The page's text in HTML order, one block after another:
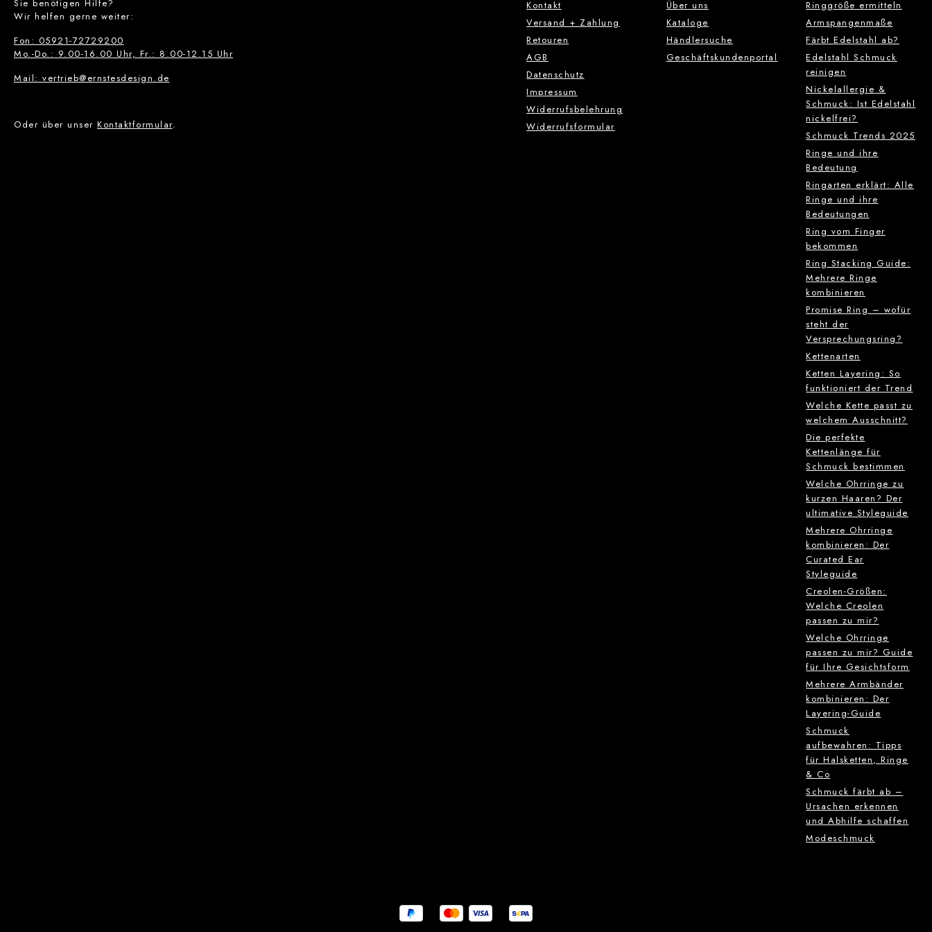
Sie benötigen Hilfe?
Wir helfen gerne weiter:
Fon: 05921-72729200
Mo.-Do.: 9.00-16.00 Uhr, Fr.: 8.00-12.15 Uhr
Mail: vertrieb@ernstesdesign.de
Oder über unser Kontaktformular.
Kontakt
Versand + Zahlung
Retouren
AGB
Datenschutz
Impressum
Widerrufsbelehrung
Widerrufsformular
Über uns
Kataloge
Händlersuche
Geschäftskundenportal
Ringgröße ermitteln
Armspangenmaße
Färbt Edelstahl ab?
Edelstahl Schmuck
reinigen
Nickelallergie &
Schmuck: Ist Edelstahl
nickelfrei?
Schmuck Trends 2025
Ringe und ihre
Bedeutung
Ringarten erklärt: Alle
Ringe und ihre
Bedeutungen
Ring vom Finger
bekommen
Ring Stacking Guide:
Mehrere Ringe
kombinieren
Promise Ring – wofür
steht der
Versprechungsring?
Kettenarten
Ketten Layering: So
funktioniert der Trend
Welche Kette passt zu
welchem Ausschnitt?
Die perfekte
Kettenlänge für
Schmuck bestimmen
Welche Ohrringe zu
kurzen Haaren? Der
ultimative Styleguide
Mehrere Ohrringe
kombinieren: Der
Curated Ear
Styleguide
Creolen-Größen:
Welche Creolen
passen zu mir?
Welche Ohrringe
passen zu mir? Guide
für Ihre Gesichtsform
Mehrere Armbänder
kombinieren: Der
Layering-Guide
Schmuck
aufbewahren: Tipps
für Halsketten, Ringe
& Co
Schmuck färbt ab –
Ursachen erkennen
und Abhilfe schaffen
Modeschmuck